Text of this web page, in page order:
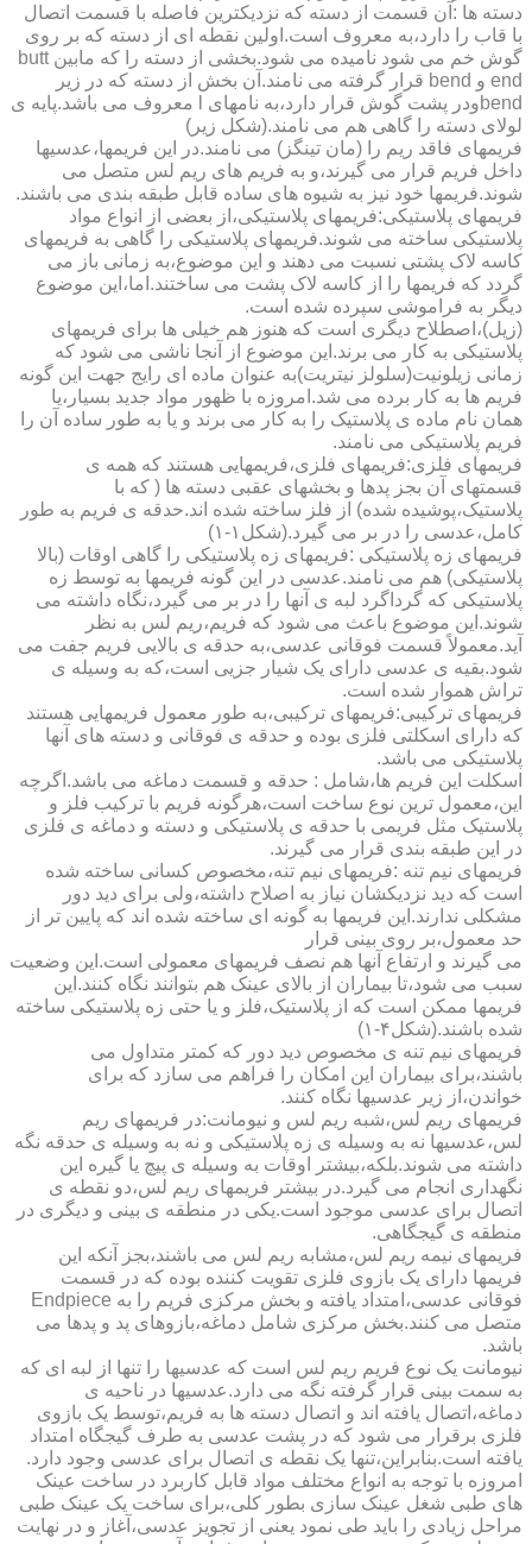
دسته ها :آن قسمت از دسته که نزدیکترین فاصله با قسمت اتصال
با قاب را دارد،به معروف است.اولین نقطه ای از دسته که بر روی
گوش خم می شود نامیده می شود.بخشی از دسته را که مابین butt
end و bend قرار گرفته می نامند.آن بخش از دسته که در زیر
bendودر پشت گوش قرار دارد،به نامهای l معروف می باشد.پایه ی
لولای دسته را گاهی هم می نامند.(شکل زیر)
فریمهای فاقد ریم را (مان تینگز) می نامند.در این فریمها،عدسیها
داخل فریم قرار می گیرند،و به فریم های ریم لس متصل می
شوند.فریمها خود نیز به شیوه های ساده قابل طبقه بندی می باشند.
فریمهای پلاستیکی:فریمهای پلاستیکی،از بعضی از انواع مواد
پلاستیکی ساخته می شوند.فریمهای پلاستیکی را گاهی به فریمهای
کاسه لاک پشتی نسبت می دهند و این موضوع،به زمانی باز می
گردد که فریمها را از کاسه لاک پشت می ساختند.اما،این موضوع
دیگر به فراموشی سپرده شده است.
(زیل)،اصطلاح دیگری است که هنوز هم خیلی ها برای فریمهای
پلاستیکی به کار می برند.این موضوع از آنجا ناشی می شود که
زمانی زیلونیت(سلولز نیتریت)به عنوان ماده ای رایج جهت این گونه
فریم ها به کار برده می شد.امروزه با ظهور مواد جدید بسیار،یا
همان نام ماده ی پلاستیک را به کار می برند و یا به طور ساده آن را
فریم پلاستیکی می نامند.
فریمهای فلزی:فریمهای فلزی،فریمهایی هستند که همه ی
قسمتهای آن بجز پدها و بخشهای عقبی دسته ها ( که با
پلاستیک،پوشیده شده) از فلز ساخته شده اند.حدقه ی فریم به طور
کامل،عدسی را در بر می گیرد.(شکل۱-۱)
فریمهای زه پلاستیکی :فریمهای زه پلاستیکی را گاهی اوقات (بالا
پلاستیکی) هم می نامند.عدسی در این گونه فریمها به توسط زه
پلاستیکی که گرداگرد لبه ی آنها را در بر می گیرد،نگاه داشته می
شوند.این موضوع باعث می شود که فریم،ریم لس به نظر
آید.معمولاً قسمت فوقانی عدسی،به حدقه ی بالایی فریم جفت می
شود.بقیه ی عدسی دارای یک شیار جزیی است،که به وسیله ی
تراش هموار شده است.
فریمهای ترکیبی:فریمهای ترکیبی،به طور معمول فریمهایی هستند
که دارای اسکلتی فلزی بوده و حدقه ی فوقانی و دسته های آنها
پلاستیکی می باشد.
اسکلت این فریم ها،شامل : حدقه و قسمت دماغه می باشد.اگرچه
این،معمول ترین نوع ساخت است،هرگونه فریم با ترکیب فلز و
پلاستیک مثل فریمی با حدقه ی پلاستیکی و دسته و دماغه ی فلزی
در این طبقه بندی قرار می گیرند.
فریمهای نیم تنه :فریمهای نیم تنه،مخصوص کسانی ساخته شده
است که دید نزدیکشان نیاز به اصلاح داشته،ولی برای دید دور
مشکلی ندارند.این فریمها به گونه ای ساخته شده اند که پایین تر از
حد معمول،بر روی بینی قرار
می گیرند و ارتفاع آنها هم نصف فریمهای معمولی است.این وضعیت
سبب می شود،تا بیماران از بالای عینک هم بتوانند نگاه کنند.این
فریمها ممکن است که از پلاستیک،فلز و یا حتی زه پلاستیکی ساخته
شده باشند.(شکل۴-۱)
فریمهای نیم تنه ی مخصوص دید دور که کمتر متداول می
باشند،برای بیماران این امکان را فراهم می سازد که برای
خواندن،از زیر عدسیها نگاه کنند.
فریمهای ریم لس،شبه ریم لس و نیومانت:در فریمهای ریم
لس،عدسیها نه به وسیله ی زه پلاستیکی و نه به وسیله ی حدقه نگه
داشته می شوند.بلکه،بیشتر اوقات به وسیله ی پیچ یا گیره این
نگهداری انجام می گیرد.در بیشتر فریمهای ریم لس،دو نقطه ی
اتصال برای عدسی موجود است.یکی در منطقه ی بینی و دیگری در
منطقه ی گیجگاهی.
فریمهای نیمه ریم لس،مشابه ریم لس می باشند،بجز آنکه این
فریمها دارای یک بازوی فلزی تقویت کننده بوده که در قسمت
فوقانی عدسی،امتداد یافته و بخش مرکزی فریم را به Endpiece
متصل می کنند.بخش مرکزی شامل دماغه،بازوهای پد و پدها می
باشد.
نیومانت یک نوع فریم ریم لس است که عدسیها را تنها از لبه ای که
به سمت بینی قرار گرفته نگه می دارد.عدسیها در ناحیه ی
دماغه،اتصال یافته اند و اتصال دسته ها به فریم،توسط یک بازوی
فلزی برقرار می شود که در پشت عدسی به طرف گیجگاه امتداد
یافته است.بنابراین،تنها یک نقطه ی اتصال برای عدسی وجود دارد.
امروزه با توجه به انواع مختلف مواد قابل کاربرد در ساخت عینک
های طبی شغل عینک سازی بطور کلی،برای ساخت یک عینک طبی
مراحل زیادی را باید طی نمود یعنی از تجویز عدسی،آغاز و در نهایت